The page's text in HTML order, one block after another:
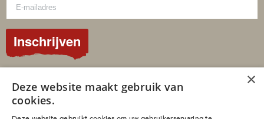
Inschrijven
© 2026 Gospelimages
Sitemap
×
Deze website maakt gebruik van
cookies.